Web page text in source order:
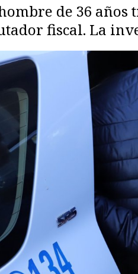
de 36
fiscal. La